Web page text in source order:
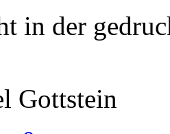
in der
Gottstein